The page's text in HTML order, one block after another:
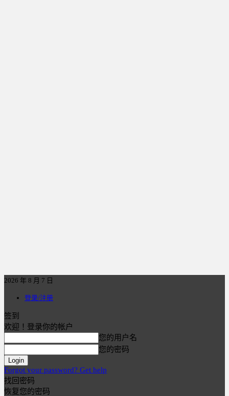
2026 年 8 月 7 日
登录/注册
签到
欢迎！登录你的帐户
您的用户名
您的密码
Forgot your password? Get help
找回密码
恢复您的密码